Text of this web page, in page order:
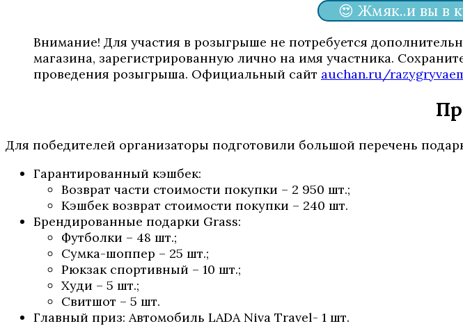
😍 Жмяк..и вы в
Внимание! Для участия в розыгрыше не потребуется
магазина, зарегистрированную лично на имя участника.
проведения розыгрыша. Официальный сайт auchan.ru/
Для победителей организаторы подготовили большой перечень
Гарантированный кэшбек:
Возврат части стоимости покупки – 2 950 шт.;
Кэшбек возврат стоимости покупки – 240 шт.
Брендированные подарки Grass:
Футболки – 48 шт.;
Сумка-шоппер – 25 шт.;
Рюкзак спортивный – 10 шт.;
Худи – 5 шт.;
Свитшот – 5 шт.
Главный приз: Автомобиль LADA Niva Travel- 1 шт.